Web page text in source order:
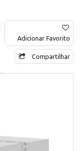
Adicionar Favorito
Compartilhar